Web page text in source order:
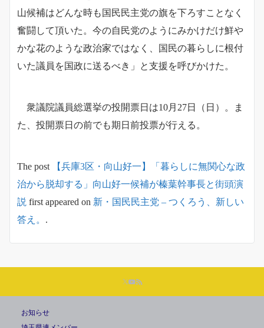
山候補はどんな時も国民民主党の旗を下ろすことなく
奮闘して頂いた。今の自民党のようにみかけだけ鮮や
かな花のような政治家ではなく、国民の暮らしに根付
いた議員を国政に送るべき」と支援を呼びかけた。
衆議院議員総選挙の投開票日は10月27日（日）。ま
た、投開票日の前でも期日前投票が行える。
The post
【兵庫3区・向山好一】「暮らしに無関心な政
治から脱却する」向山好一候補が榛葉幹事長と街頭演
説 first appeared on 新・国民民主党 – つくろう、新しい
答え。 .
お知らせ